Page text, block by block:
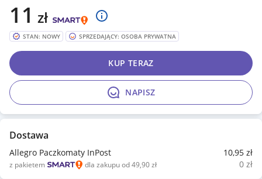
11 zł
STAN: NOWY SPRZEDAJĄCY: OSOBA PRYWATNA
NAPISZ
KUP TERAZ
Dostawa
Allegro Paczkomaty InPost 10,95 zł
z pakietem dla zakupu od 49,90 zł 0 zł